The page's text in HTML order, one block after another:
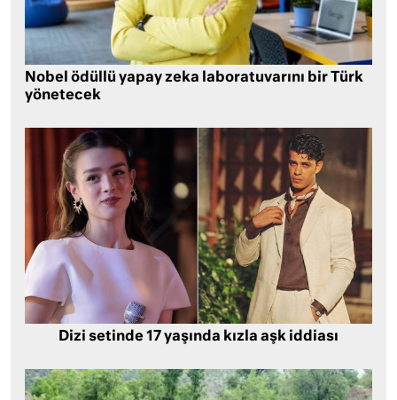
Nobel ödüllü yapay zeka laboratuvarını bir Türk
yönetecek
Dizi setinde 17 yaşında kızla aşk iddiası